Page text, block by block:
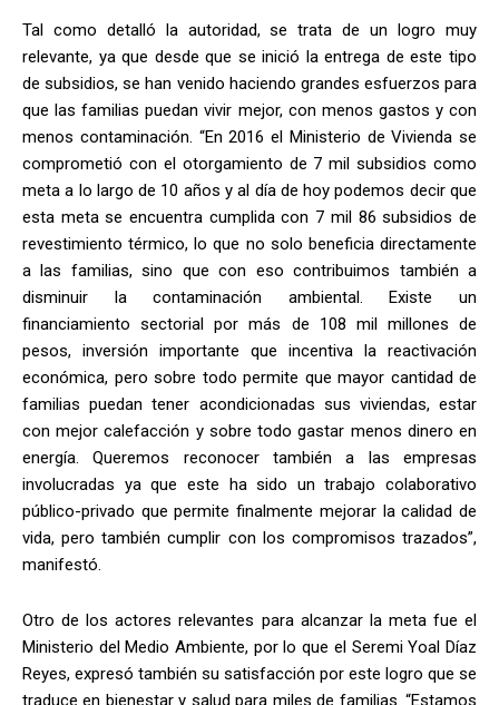
Tal como detalló la autoridad, se trata de un logro muy
relevante, ya que desde que se inició la entrega de este tipo
de subsidios, se han venido haciendo grandes esfuerzos para
que las familias puedan vivir mejor, con menos gastos y con
menos contaminación. “En 2016 el Ministerio de Vivienda se
comprometió con el otorgamiento de 7 mil subsidios como
meta a lo largo de 10 años y al día de hoy podemos decir que
esta meta se encuentra cumplida con 7 mil 86 subsidios de
revestimiento térmico, lo que no solo beneficia directamente
a las familias, sino que con eso contribuimos también a
disminuir la contaminación ambiental. Existe un
financiamiento sectorial por más de 108 mil millones de
pesos, inversión importante que incentiva la reactivación
económica, pero sobre todo permite que mayor cantidad de
familias puedan tener acondicionadas sus viviendas, estar
con mejor calefacción y sobre todo gastar menos dinero en
energía. Queremos reconocer también a las empresas
involucradas ya que este ha sido un trabajo colaborativo
público-privado que permite finalmente mejorar la calidad de
vida, pero también cumplir con los compromisos trazados”,
manifestó.
Otro de los actores relevantes para alcanzar la meta fue el
Ministerio del Medio Ambiente, por lo que el Seremi Yoal Díaz
Reyes, expresó también su satisfacción por este logro que se